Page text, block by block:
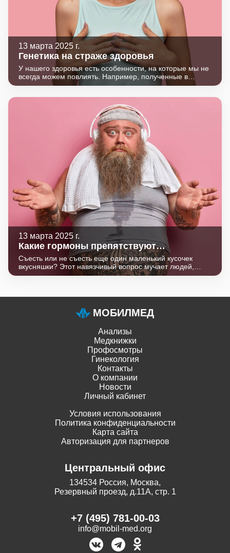
13 марта 2025 г.
Генетика на страже здоровья
У нашего здоровья есть особенности, на которые мы не
всегда можем повлиять. Например, полученные в
наследство генетические мутации исправлению пока
13 марта 2025 г.
Какие гормоны препятствуют
похудению?
Съесть или не съесть еще один маленький кусочек
вкусняшки? Этот навязчивый вопрос мучает людей,
мечтающих похудеть. И даже если кусочек не съеден,
МОБИЛМЕД
Анализы
Медкнижки
Профосмотры
Гинекология
Контакты
О компании
Новости
Личный кабинет
Условия использования
Политика конфиденциальности
Карта сайта
Авторизация для партнеров
Центральный офис
134534 Россия, Москва,
Резервный проезд, д.11А, стр. 1
+7 (495) 781-00-03
info@mobil-med.org